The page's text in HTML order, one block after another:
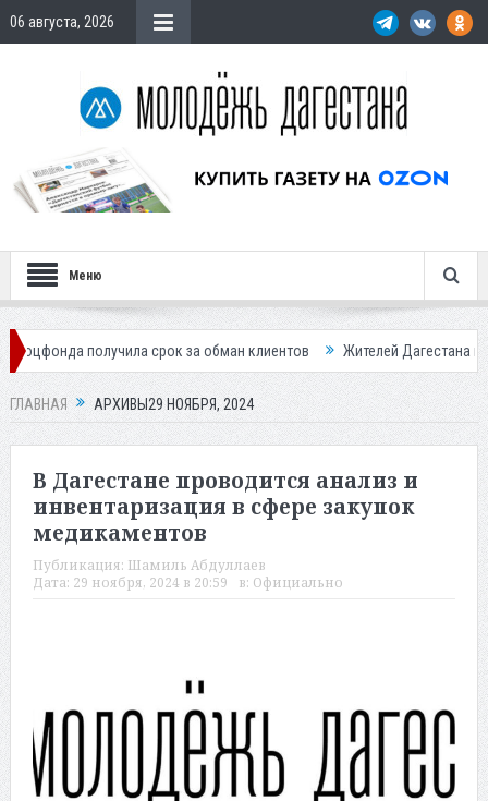
06 августа, 2026
Меню
срок за обман клиентов Жителей Дагестана приглашает в
ГЛАВНАЯ АРХИВЫ29 НОЯБРЯ, 2024
В Дагестане проводится анализ и
инвентаризация в сфере закупок
медикаментов
Публикация: Шамиль Абдуллаев
Дата: 29 ноября, 2024 в 20:59 в: Официально